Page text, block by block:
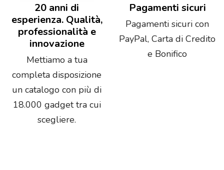
20 anni di
esperienza. Qualità,
professionalità e
innovazione
Mettiamo a tua
completa disposizione
un catalogo con più di
18.000 gadget tra cui
scegliere.
Pagamenti sicuri
Pagamenti sicuri con
PayPal, Carta di Credito
e Bonifico